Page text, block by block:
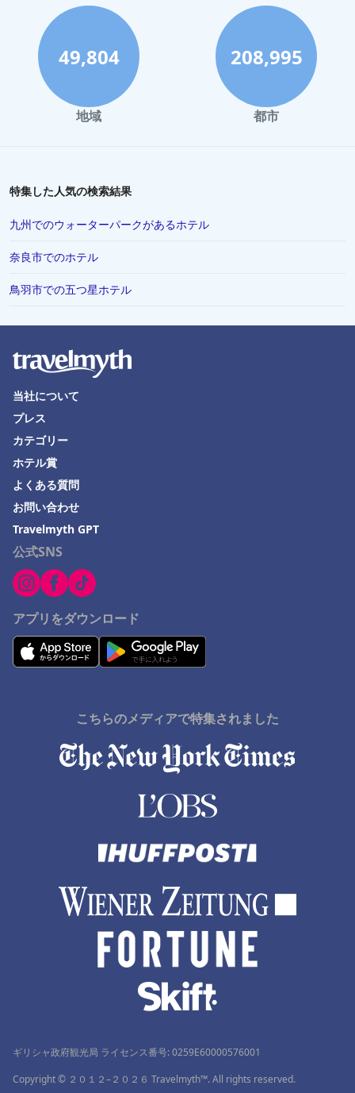
鹿児島市でのホテル
高松市でのホテル
高崎市でのホテル
小田原市でのホテル
山梨市でのホテル
さいたま市でのホテル
佐賀県でのホテル
石垣でのホテル
茨城県でのホテル
佐渡市でのホテル
伊東市でのホテル
勝浦市でのホテル
土浦市でのホテル
足利市でのホテル
Ichigayaでのホテル
宮城県でのホテル
下呂市でのホテル
49,804
地域
208,995
都市
特集した人気の検索結果
九州でのウォーターパークがあるホテル
奈良市でのホテル
鳥羽市での五つ星ホテル
公式SNS
アプリをダウンロード
当社について
プレス
カテゴリー
ホテル賞
よくある質問
お問い合わせ
Travelmyth GPT
こちらのメディアで特集されました
ギリシャ政府観光局 ライセンス番号: 0259Ε60000576001
Copyright © ２０１２–２０２６ Travelmyth™. All rights reserved.